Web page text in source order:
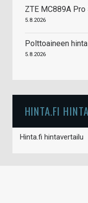
ZTE MC889A Pro
5.8.2026
Polttoaineen hinta
5.8.2026
HINTA.FI
Hinta.fi hintavertailu